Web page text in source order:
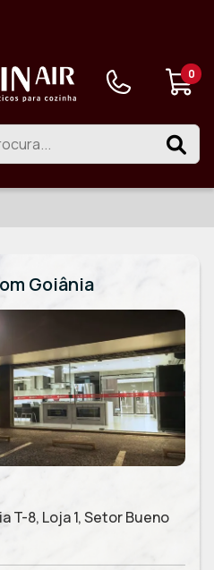
0
Goiânia
T-8, Loja 1, Setor Bueno